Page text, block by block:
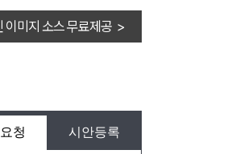
이미지 소스 무료제공 >
청 시안등록